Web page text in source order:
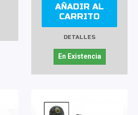
AÑADIR AL
CARRITO
DETALLES
En Existencia